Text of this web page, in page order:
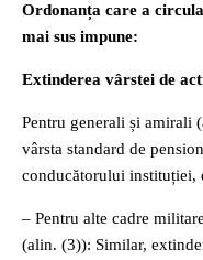
Ordonanța care a
mai sus impune:
Extinderea vârstei de
Pentru generali și amirali
vârsta standard de
conducătorului instituției,
– Pentru alte cadre
(alin. (3)): Similar,